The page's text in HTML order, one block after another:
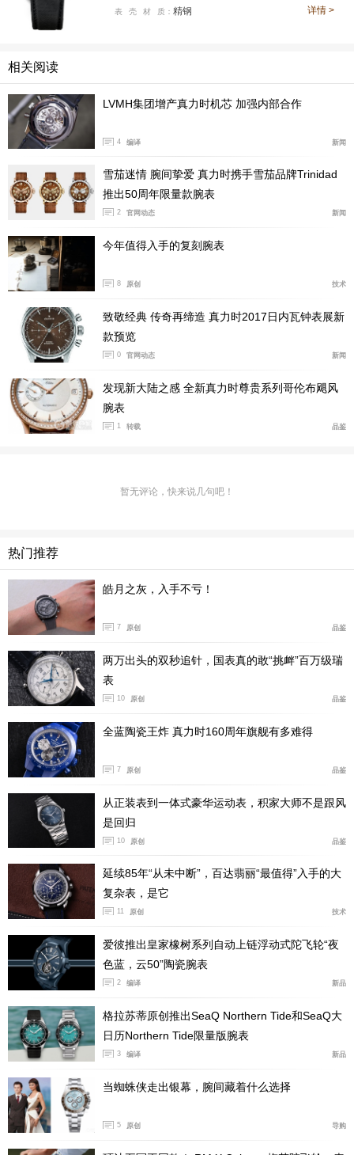
随着飞机的发明，整个世界从技术到经济都发生了巨
大的变化，同时战争问题也开始加剧。真力时的飞行员腕
表在军事领域得到了巨大的认可，就比如在一战期间真力
时的机载仪器曾被英国皇家空军的战斗上使用，再到二战
期间也曾协助法国空军进行秘密任务。
2012年真力时重新推出大日期飞行员腕表
单的日历大三针，这些都是全行业以及全体表迷心中最经
2023年，真力时飞行员系列从材质到功能再到机芯全方位
从2012年复出，到2023年真力时将飞行员系列进行了
全方位的改造，原版的超大表壳、大教堂式指针、巨大的
洋葱性表冠、宽大且有特点的阿拉伯数字时标、以及垂直
表耳……这些已经成为标志性的基于TYPE 20腕表的复古
风格被全部淘汰，转而升级成了更符合现代审美的飞行员
系列。
表 壳 材 质： 精钢 详情 >
相关阅读
LVMH集团增产真力时机芯 加强内部合作
4 编译 新闻
雪茄迷情 腕间挚爱 真力时携手雪茄品牌Trinidad
推出50周年限量款腕表
2 官网动态 新闻
今年值得入手的复刻腕表
8 原创 技术
致敬经典 传奇再缔造 真力时2017日内瓦钟表展新
款预览
0 官网动态 新闻
发现新大陆之感 全新真力时尊贵系列哥伦布飓风
腕表
1 转载 品鉴
暂无评论，快来说几句吧！
热门推荐
皓月之灰，入手不亏！
7 原创 品鉴
两万出头的双秒追针，国表真的敢“挑衅”百万级瑞
表
10 原创 品鉴
全蓝陶瓷王炸 真力时160周年旗舰有多难得
7 原创 品鉴
从正装表到一体式豪华运动表，积家大师不是跟风
是回归
10 原创 品鉴
延续85年“从未中断”，百达翡丽“最值得”入手的大
复杂表，是它
11 原创 技术
爱彼推出皇家橡树系列自动上链浮动式陀飞轮“夜
色蓝，云50”陶瓷腕表
2 编译 新品
格拉苏蒂原创推出SeaQ Northern Tide和SeaQ大
日历Northern Tide限量版腕表
3 编译 新品
当蜘蛛侠走出银幕，腕间藏着什么选择
5 原创 导购